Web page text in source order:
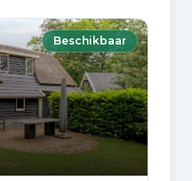
Beschikbaar